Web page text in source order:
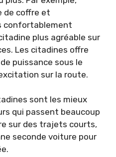
de coffre et
confortablement
plus agréable sur
Les citadines offre
puissance sous le
sur la route.
sont les mieux
qui passent beaucoup
sur des trajets courts,
seconde voiture pour